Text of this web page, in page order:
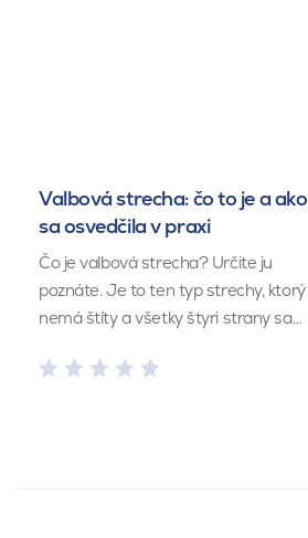
Valbová strecha: čo to je a ako
sa osvedčila v praxi
Čo je valbová strecha? Určite ju
poznáte. Je to ten typ strechy, ktorý
nemá štíty a všetky štyri strany sa…